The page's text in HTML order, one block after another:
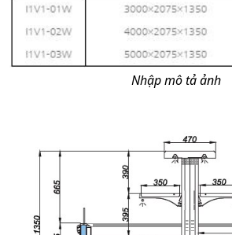
Nhập mô tả ảnh